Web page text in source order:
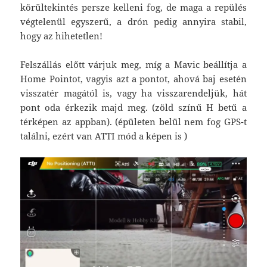
körültekintés persze kelleni fog, de maga a repülés
végtelenül egyszerű, a drón pedig annyira stabil,
hogy az hihetetlen!
Felszállás előtt várjuk meg, míg a Mavic beállítja a
Home Pointot, vagyis azt a pontot, ahová baj esetén
visszatér magától is, vagy ha visszarendeljük, hát
pont oda érkezik majd meg. (zöld színű H betű a
térképen az appban). (épületen belül nem fog GPS-t
találni, ezért van ATTI mód a képen is )